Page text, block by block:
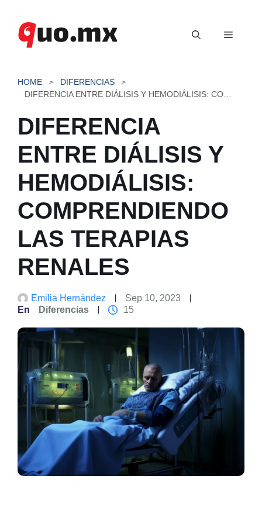
contenido
Menú
HOME
DIFERENCIAS
DIFERENCIA
ENTRE DIÁLISIS Y
HEMODIÁLISIS:
COMPRENDIENDO
LAS TERAPIAS
RENALES
Emilia Hernández
Sep 10, 2023
En
Diferencias 15